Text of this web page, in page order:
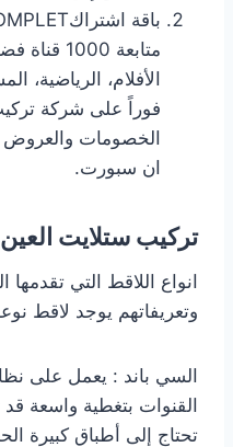
متابعة
الأفلام، الرياضية،
فوراً على شركة
الخصومات والعروض
ان سبورت.
تركيب ستلايت العين
انواع اللاقط التي تقدمها
وتعريفاتهم يوجد لاقط
السي باند : يعمل على
القنوات بتغطية واسعة قد
تحتاج إلى أطباق كبيرة